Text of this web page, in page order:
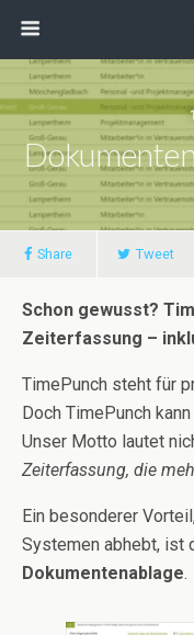
Share Tweet
Schon gewusst?
Zeiterfassung –
TimePunch steht für
Doch TimePunch
Unser Motto lautet
Zeiterfassung, die
Ein besonderer
Systemen abhebt, ist
Dokumentenablage.